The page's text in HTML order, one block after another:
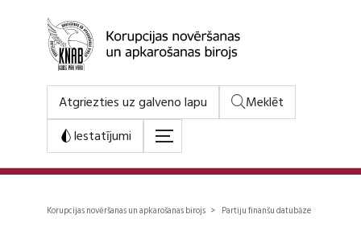
Atgriezties uz galveno lapu
Meklēt
Iestatījumi
Korupcijas novēršanas un apkarošanas birojs > Partiju finanšu datubāze